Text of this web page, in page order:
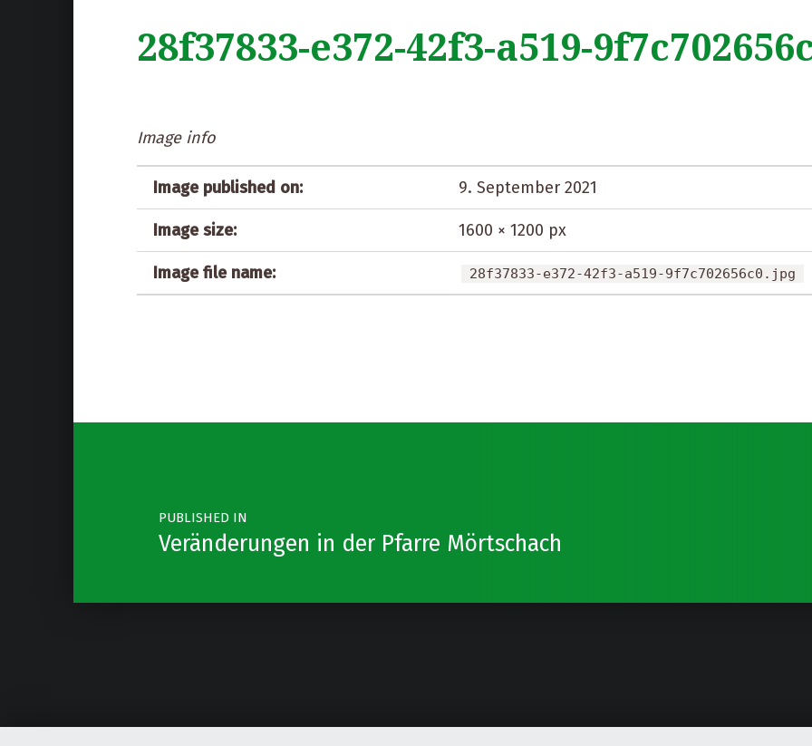
28f37833-e372-42f3-a519-
Image info
Image published on: 9. September 2021
Image size: 1600 × 1200 px
Image file name: 28f37833-e372-42f3-a519-9f7c702656c0.jpg
Post navigation
PUBLISHED IN
Veränderungen in der Pfarre Mörtschach